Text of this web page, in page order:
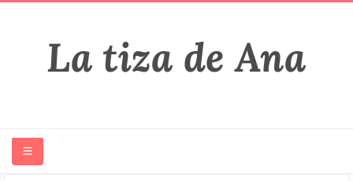
La tiza de Ana